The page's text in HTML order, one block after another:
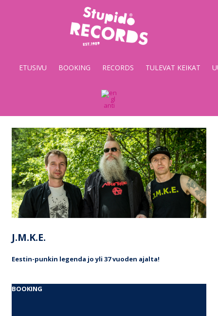
Stupido
Records
&
ETUSIVU BOOKING RECORDS TULEVAT KEIKAT
J.M.K.E.
Eestin-punkin legenda jo yli 37 vuoden ajalta!
BOOKING